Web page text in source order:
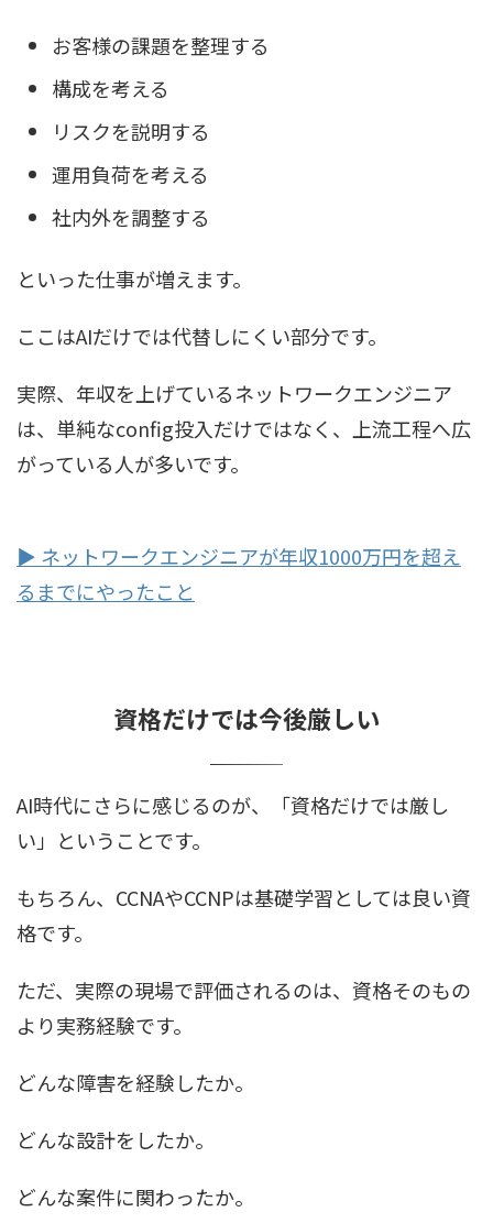
お客様の課題を整理する
構成を考える
リスクを説明する
運用負荷を考える
社内外を調整する
といった仕事が増えます。
ここはAIだけでは代替しにくい部分です。
実際、年収を上げているネットワークエンジニア
は、単純なconfig投入だけではなく、上流工程へ広
がっている人が多いです。
▶ ネットワークエンジニアが年収1000万円を超え
るまでにやったこと
資格だけでは今後厳しい
AI時代にさらに感じるのが、「資格だけでは厳し
い」ということです。
もちろん、CCNAやCCNPは基礎学習としては良い資
格です。
ただ、実際の現場で評価されるのは、資格そのもの
より実務経験です。
どんな障害を経験したか。
どんな設計をしたか。
どんな案件に関わったか。